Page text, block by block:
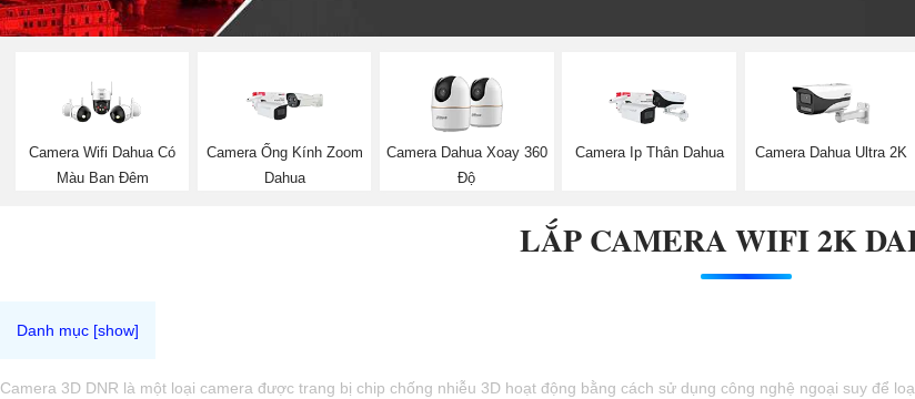
Camera Wifi Dahua Có
Màu Ban Đêm
Camera Ống Kính Zoom
Dahua
Camera Dahua Xoay 360
Độ
Camera Ip Thân Dahua Camera Dahua Ultra 2K
LẮP CAMERA WIFI 2K
Camera 3D DNR là một loại camera được trang bị chip chống nhiễu 3D hoạt động bằng cách sử dụng công nghệ ngoại suy để